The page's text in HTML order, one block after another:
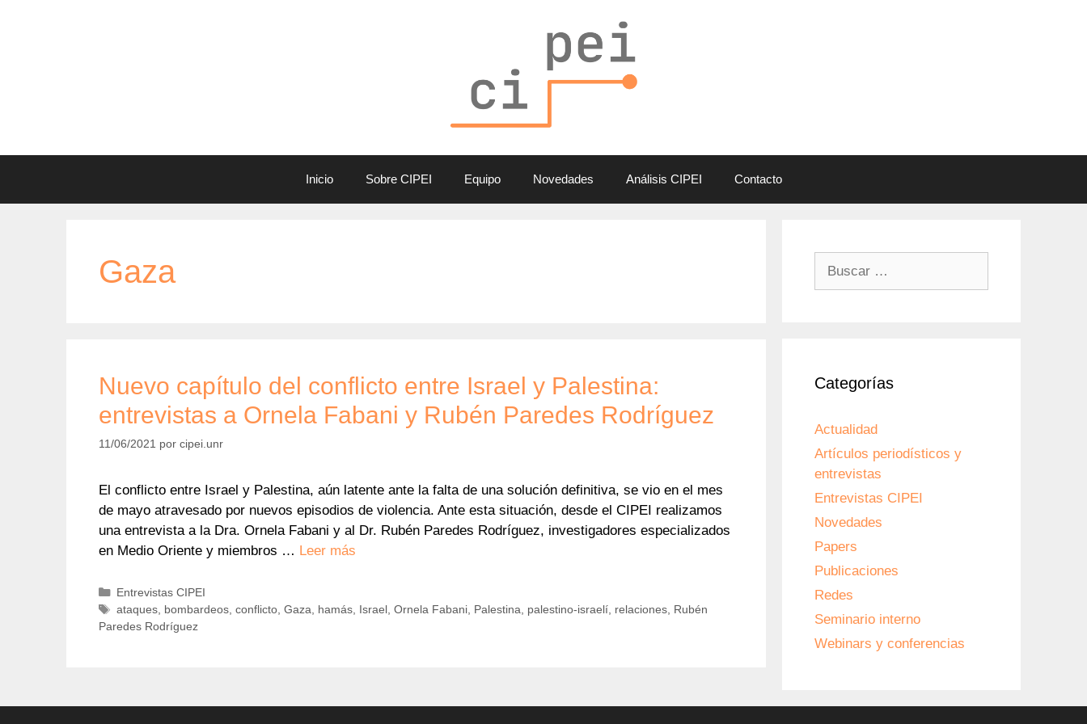
Inicio Sobre CIPEI Equipo Novedades Análisis CIPEI Contacto
Gaza
Nuevo capítulo del conflicto entre Israel y Palestina:
entrevistas a Ornela Fabani y Rubén Paredes Rodríguez
11/06/2021 por cipei.unr
El conflicto entre Israel y Palestina, aún latente ante la falta de una solución definitiva, se vio en el mes
de mayo atravesado por nuevos episodios de violencia. Ante esta situación, desde el CIPEI realizamos
una entrevista a la Dra. Ornela Fabani y al Dr. Rubén Paredes Rodríguez, investigadores especializados
en Medio Oriente y miembros … Leer más
Categorías
Entrevistas CIPEI
Etiquetas
ataques, bombardeos, conflicto, Gaza hamás, Israel, Ornela Fabani, Palestina palestino-israelí, relaciones, Rubén
Paredes Rodríguez
Categorías
Actualidad
Artículos periodísticos y
entrevistas
Entrevistas CIPEI
Novedades
Papers
Publicaciones
Redes
Seminario interno
Webinars y conferencias